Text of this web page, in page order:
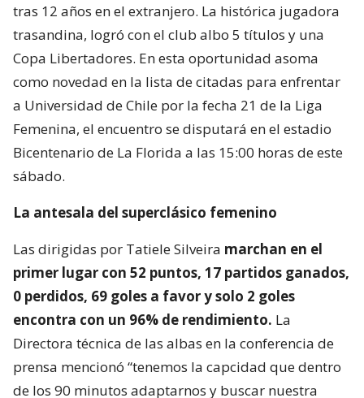
tras 12 años en el extranjero. La histórica jugadora
trasandina, logró con el club albo 5 títulos y una
Copa Libertadores. En esta oportunidad asoma
como novedad en la lista de citadas para enfrentar
a Universidad de Chile por la fecha 21 de la Liga
Femenina, el encuentro se disputará en el estadio
Bicentenario de La Florida a las 15:00 horas de este
sábado.
La antesala del superclásico femenino
Las dirigidas por Tatiele Silveira marchan en el
primer lugar con 52 puntos, 17 partidos ganados,
0 perdidos, 69 goles a favor y solo 2 goles
encontra con un 96% de rendimiento. La
Directora técnica de las albas en la conferencia de
prensa mencionó “tenemos la capcidad que dentro
de los 90 minutos adaptarnos y buscar nuestra